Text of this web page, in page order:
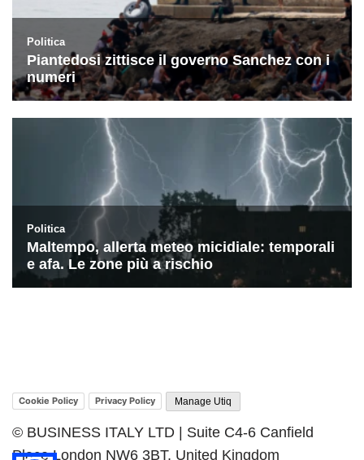
Cookie Policy Privacy Policy Manage Utiq
© BUSINESS ITALY LTD | Suite C4-6 Canfield
Place London NW6 3BT, United Kingdom